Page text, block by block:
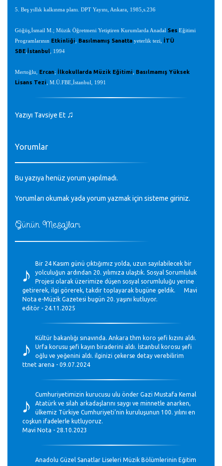
Günün Mesajları
♪
Bir 24 Kasım günü çıktığımız yolda, uzun sayılabilecek bir
yolculuğun ardından 20. yılımıza ulaştık. Sosyal Sorumluluk
Projesi olarak üzerimize düşen sosyal sorumluluğu yerine
getirerek, ilgi görerek, takdir toplayarak bugüne geldik. Mavi
Nota e-Müzik Gazetesi bugün 20. yaşını kutluyor.
editör - 24.11.2025
♪
Kültür bakanlığı sınavında. Ankara thm koro şefi kızını aldı.
Urfa korusu şefi kayın biraderini aldı. İstanbul korosu şefi
oğlu ve yeğenini aldı. ilginizi çekerse detay verebilirim
ttnet arena - 09.07.2024
♪
Cumhuriyetimizin kurucusu ulu önder Gazi Mustafa Kemal
Atatürk ve silah arkadaşlarını saygı ve minnetle anarken,
ülkemiz Türkiye Cumhuriyeti’nin kuruluşunun 100. yılını en
coşkun ifadelerle kutluyoruz.
Mavi Nota - 28.10.2023
Anadolu Güzel Sanatlar Liseleri Müzik Bölümlerinin Eğitim
5. Beş yıllık kalkınma planı. DPT Yayını, Ankara, 1985,s.236
Göğüş,İsmail M.; Müzik Öğretmeni Yetiştiren Kurumlarda Anadal Ses Eğitimi
Programlarının Etkinliği Basılmamış Sanatta yeterlik tezi, İTÜ
SBE İstanbul , 1994
Mertoğlu, Ercan; İlkokullarda Müzik Eğitimi
Basılmamış Yüksek
Lisans Tezi , M.Ü.FBE,İstanbul, 1991
Yazıyı Tavsiye Et ♫
Yorumlar
Bu yazıya henüz yorum yapılmadı.
Yorumları okumak yada yorum yazmak için sisteme giriniz.